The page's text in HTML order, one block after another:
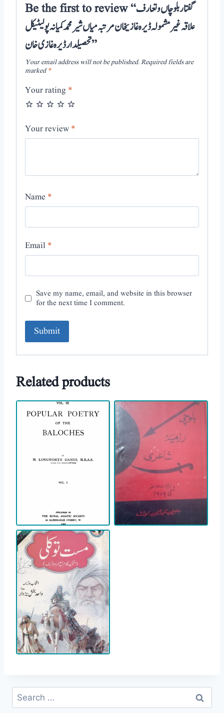
Be the first to review “گفتار بلوچاں و تعارف
علاقہ غیر مشمولہ ڈیرہ غازیخان مرتبہ میاں شیر محمد کمیانہ پولیٹیکل
تحصیلدار ڈیرہ غازی خان”
Your email address will not be published.Required fields are
marked *
Your rating *
Your review *
Name *
Email *
Save my name, email, and website in this browser
for the next time I comment.
t
r
n
Related products
Search
for: